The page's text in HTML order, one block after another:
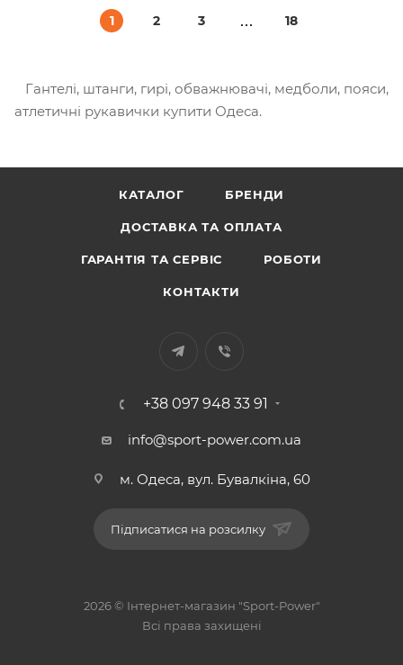
1 2 3 18
Гантелі, штанги, гирі, обважнювачі, медболи, пояси,
атлетичні рукавички купити Одеса.
КАТАЛОГ БРЕНДИ
ДОСТАВКА ТА ОПЛАТА
ГАРАНТІЯ ТА СЕРВІС РОБОТИ
КОНТАКТИ
+38 097 948 33 91
info@sport-power.com.ua
м. Одеса, вул. Бувалкіна, 60
Підписатися на розсилку
2026 © Інтернет-магазин "Sport-Power"
Всі права захищені